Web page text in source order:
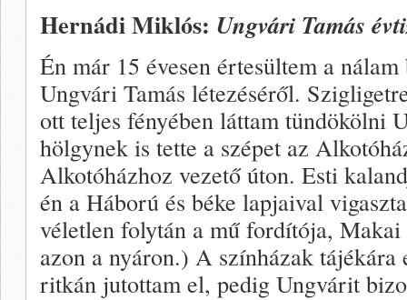
Hernádi Miklós: Ungvári Tamás
Én már 15 évesen értesültem a
Ungvári Tamás létezéséről.
ott teljes fényében láttam tündökölni
hölgynek is tette a szépet az
Alkotóházhoz vezető úton. Esti
én a Háború és béke lapjaival
véletlen folytán a mű fordítója,
azon a nyáron.) A színházak tájékára
ritkán jutottam el, pedig Ungvárit